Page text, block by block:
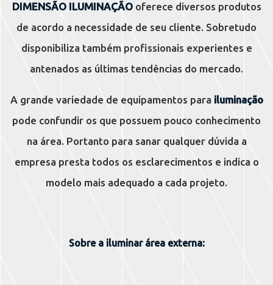
DIMENSÃO ILUMINAÇÃOoferece diversos produtos
de acordo a necessidade de seu cliente. Sobretudo
disponibiliza também profissionais experientes e
antenados as últimas tendências do mercado.
A grande variedade de equipamentos para iluminação
pode confundir os que possuem pouco conhecimento
na área. Portanto para sanar qualquer dúvida a
empresa presta todos os esclarecimentos e indica o
modelo mais adequado a cada projeto.
Sobre a iluminar área externa: